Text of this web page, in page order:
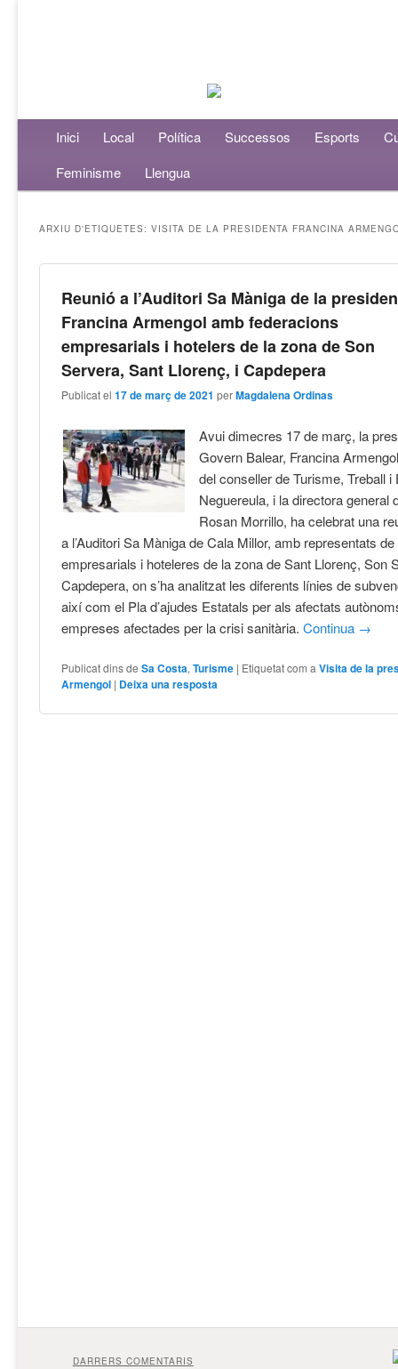
Menú principalAneu al contingut principal
Aneu al contingut secundari
Inici Local Política Successos Esports
Feminisme
Llengua
ARXIU D'ETIQUETES:VISITA DE LA PRESIDENTA FRANCINA
Reunió a l’Auditori Sa Màniga de la
Francina Armengol amb federacions
empresarials i hotelers de la zona de Son
Servera, Sant Llorenç, i Capdepera
Publicat el17 de març de 2021 perMagdalena Ordinas
Avui dimecres 17 de març, la
Govern Balear, Francina
del conseller de Turisme, Treball
Neguereula, i la directora general
Rosan Morrillo, ha celebrat una
a l’Auditori Sa Màniga de Cala Millor, amb representats
empresarials i hoteleres de la zona de Sant Llorenç, Son
Capdepera, on s’ha analitzat les diferents línies de
així com el Pla d’ajudes Estatals per als afectats
empreses afectades per la crisi sanitària.Continua →
Publicat dins de Sa Costa,Turisme | Etiquetat com a Visita de la
Armengol | Deixa una resposta
DARRERS COMENTARIS